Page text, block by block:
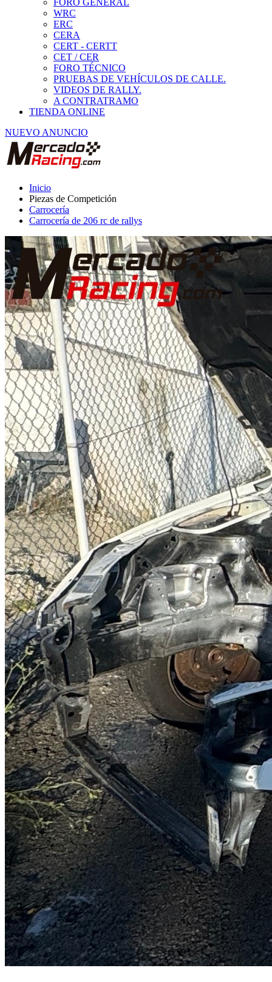
Inicio
Piezas de Competición
Carrocería
Carrocería de 206 rc de rallys
Carrocería de 206 rc de rallys
Carrocería 206 rc de rallys